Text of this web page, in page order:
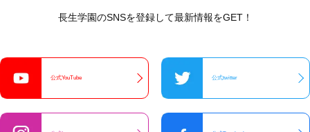
長生学園のSNSを登録して最新情報をGET！
公式YouTube 公式twitter